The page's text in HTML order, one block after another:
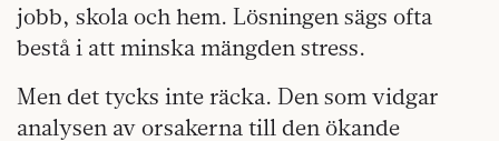
jobb, skola och hem. Lösningen sägs ofta
bestå i att minska mängden stress.
Men det tycks inte räcka. Den som vidgar
analysen av orsakerna till den ökande